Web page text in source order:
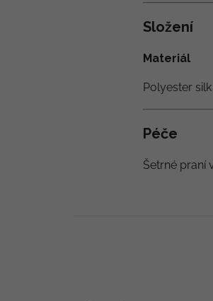
Složení
Materiál
Polyester
Péče
Šetrné praní